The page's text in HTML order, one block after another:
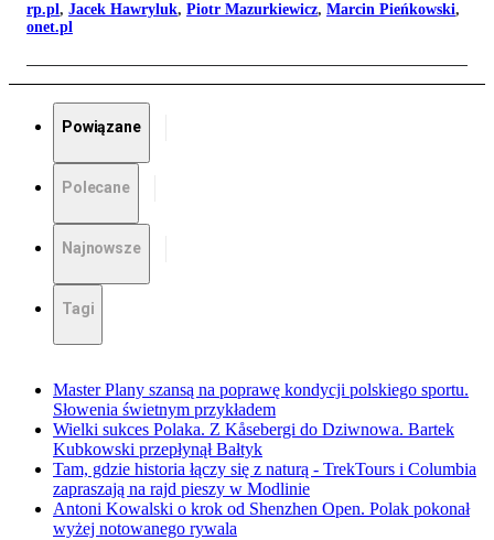
rp.pl, Jacek Hawryluk, Piotr Mazurkiewicz, Marcin Pieńkowski,
onet.pl
Powiązane
Polecane
Najnowsze
Tagi
Master Plany szansą na poprawę kondycji polskiego sportu.
Słowenia świetnym przykładem
Wielki sukces Polaka. Z Kåsebergi do Dziwnowa. Bartek
Kubkowski przepłynął Bałtyk
Tam, gdzie historia łączy się z naturą - TrekTours i Columbia
zapraszają na rajd pieszy w Modlinie
Antoni Kowalski o krok od Shenzhen Open. Polak pokonał
wyżej notowanego rywala